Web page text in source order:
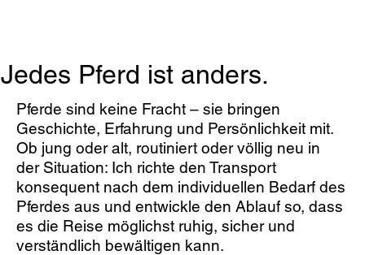
Jedes Pferd ist anders.
Pferde sind keine Fracht – sie bringen
Geschichte, Erfahrung und Persönlichkeit mit.
Ob jung oder alt, routiniert oder völlig neu in
der Situation: Ich richte den Transport
konsequent nach dem individuellen Bedarf des
Pferdes aus und entwickle den Ablauf so, dass
es die Reise möglichst ruhig, sicher und
verständlich bewältigen kann.